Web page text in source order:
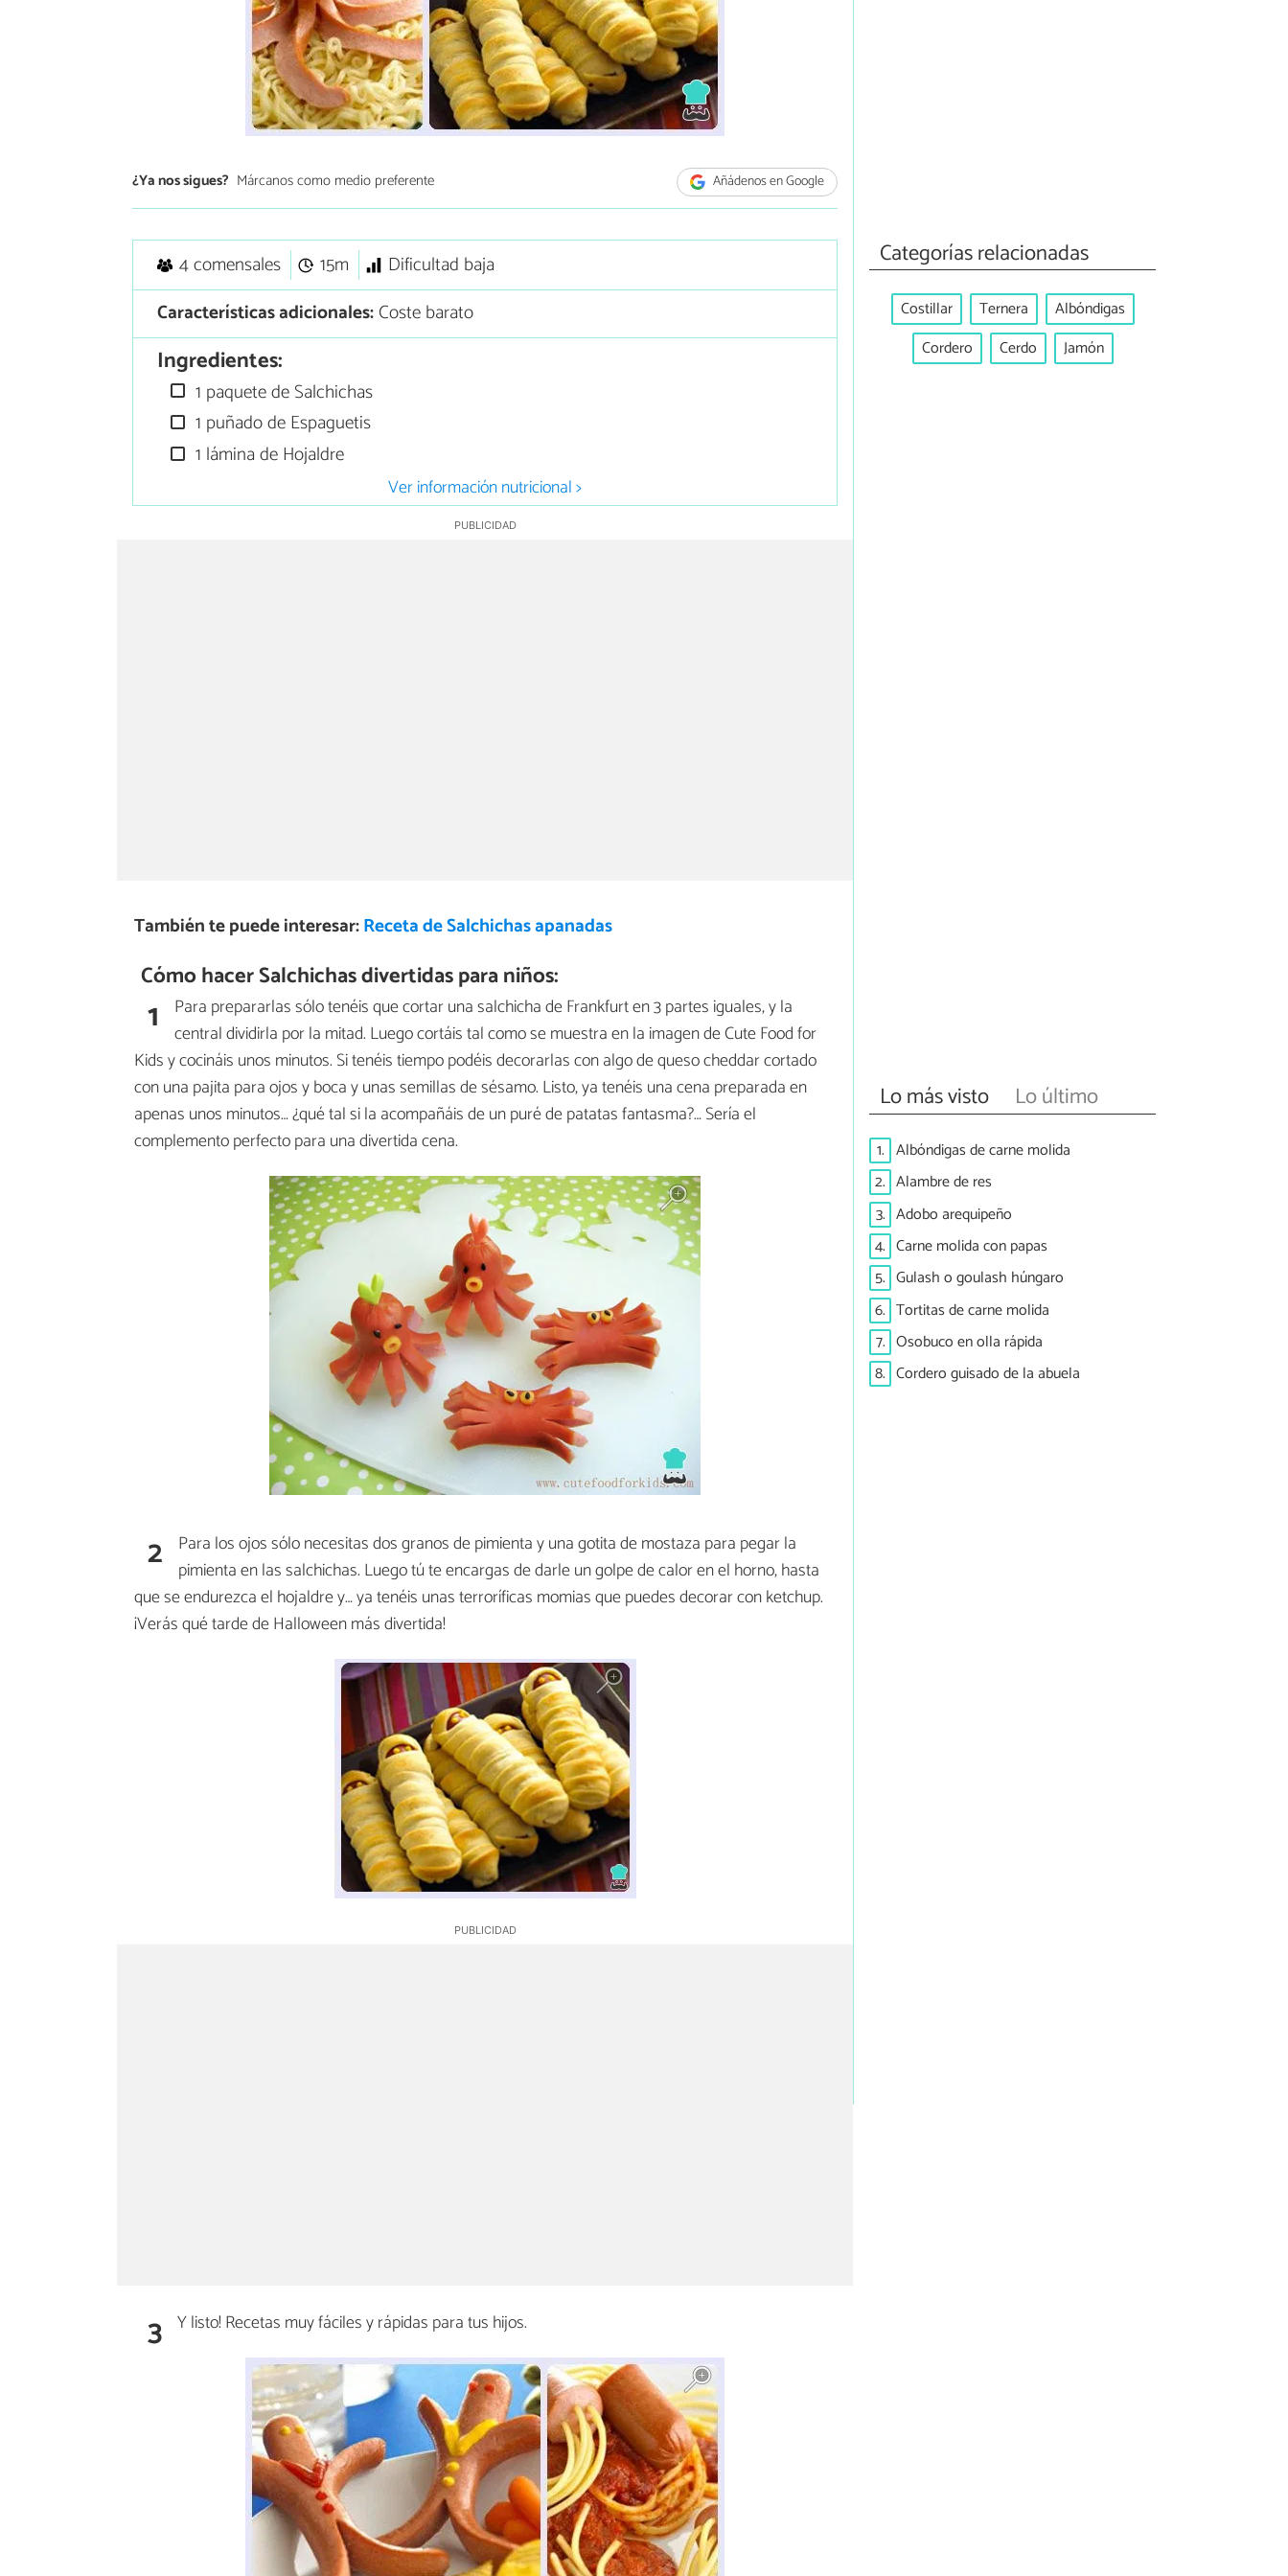
¿Ya nos sigues? Márcanos como medio preferente Añádenos en Google
4 comensales 15m
Dificultad baja
Características adicionales:Coste barato
Ingredientes:
1 paquete de Salchichas
1 puñado de Espaguetis
1 lámina de Hojaldre
Ver información nutricional >
También te puede interesar:Receta de Salchichas apanadas
Cómo hacer Salchichas divertidas para niños:
1
Para prepararlas sólo tenéis que cortar una salchicha de Frankfurt en 3 partes iguales, y la
central dividirla por la mitad. Luego cortáis tal como se muestra en la imagen de Cute Food for
Kids y cocináis unos minutos. Si tenéis tiempo podéis decorarlas con algo de queso cheddar cortado
con una pajita para ojos y boca y unas semillas de sésamo. Listo, ya tenéis una cena preparada en
apenas unos minutos… ¿qué tal si la acompañáis de un puré de patatas fantasma?… Sería el
complemento perfecto para una divertida cena.
2 Para los ojos sólo necesitas dos granos de pimienta y una gotita de mostaza para pegar la
pimienta en las salchichas. Luego tú te encargas de darle un golpe de calor en el horno, hasta
que se endurezca el hojaldre y… ya tenéis unas terroríficas momias que puedes decorar con ketchup.
¡Verás qué tarde de Halloween más divertida!
3 Y listo! Recetas muy fáciles y rápidas para tus hijos.
Categorías relacionadas
Costillar Ternera
Albóndigas
Cordero
Cerdo Jamón
Lo más visto Lo último
1. Albóndigas de carne molida
2. Alambre de res
3. Adobo arequipeño
4. Carne molida con papas
5. Gulash o goulash húngaro
6. Tortitas de carne molida
7. Osobuco en olla rápida
8. Cordero guisado de la abuela